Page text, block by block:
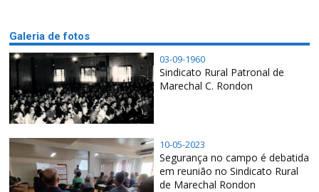
Galeria de fotos
03-09-1960
Sindicato Rural Patronal de
Marechal C. Rondon
10-05-2023
Segurança no campo é debatida
em reunião no Sindicato Rural
de Marechal Rondon